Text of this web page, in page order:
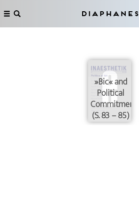
Diaphanes
»Bic« and
Political
Commitment
(S. 83 – 85)